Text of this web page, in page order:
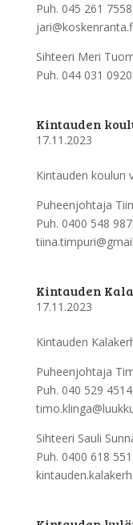
Puh. 045 261
Sihteeri Meri
Puh. 044 031 0920.
Kintauden
17.11.2023
Kintauden koulun
Puheenjohtaja
Puh. 0400 548
Kintauden
17.11.2023
Kintauden
Puheenjohtaja
Puh. 040 529
Sihteeri Sauli
Puh. 0400 618